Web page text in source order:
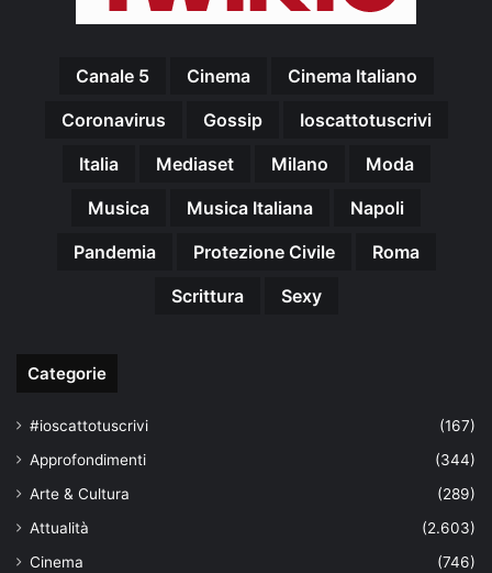
Canale 5 Cinema
Cinema Italiano
Coronavirus
Gossip
Ioscattotuscrivi
Italia
Mediaset Milano
Moda
Musica
Musica Italiana
Napoli
Pandemia
Protezione Civile
Roma
Scrittura
Sexy
Categorie
#ioscattotuscrivi
(167)
Approfondimenti
(344)
Arte & Cultura
(289)
Attualità
(2.603)
Cinema
(746)